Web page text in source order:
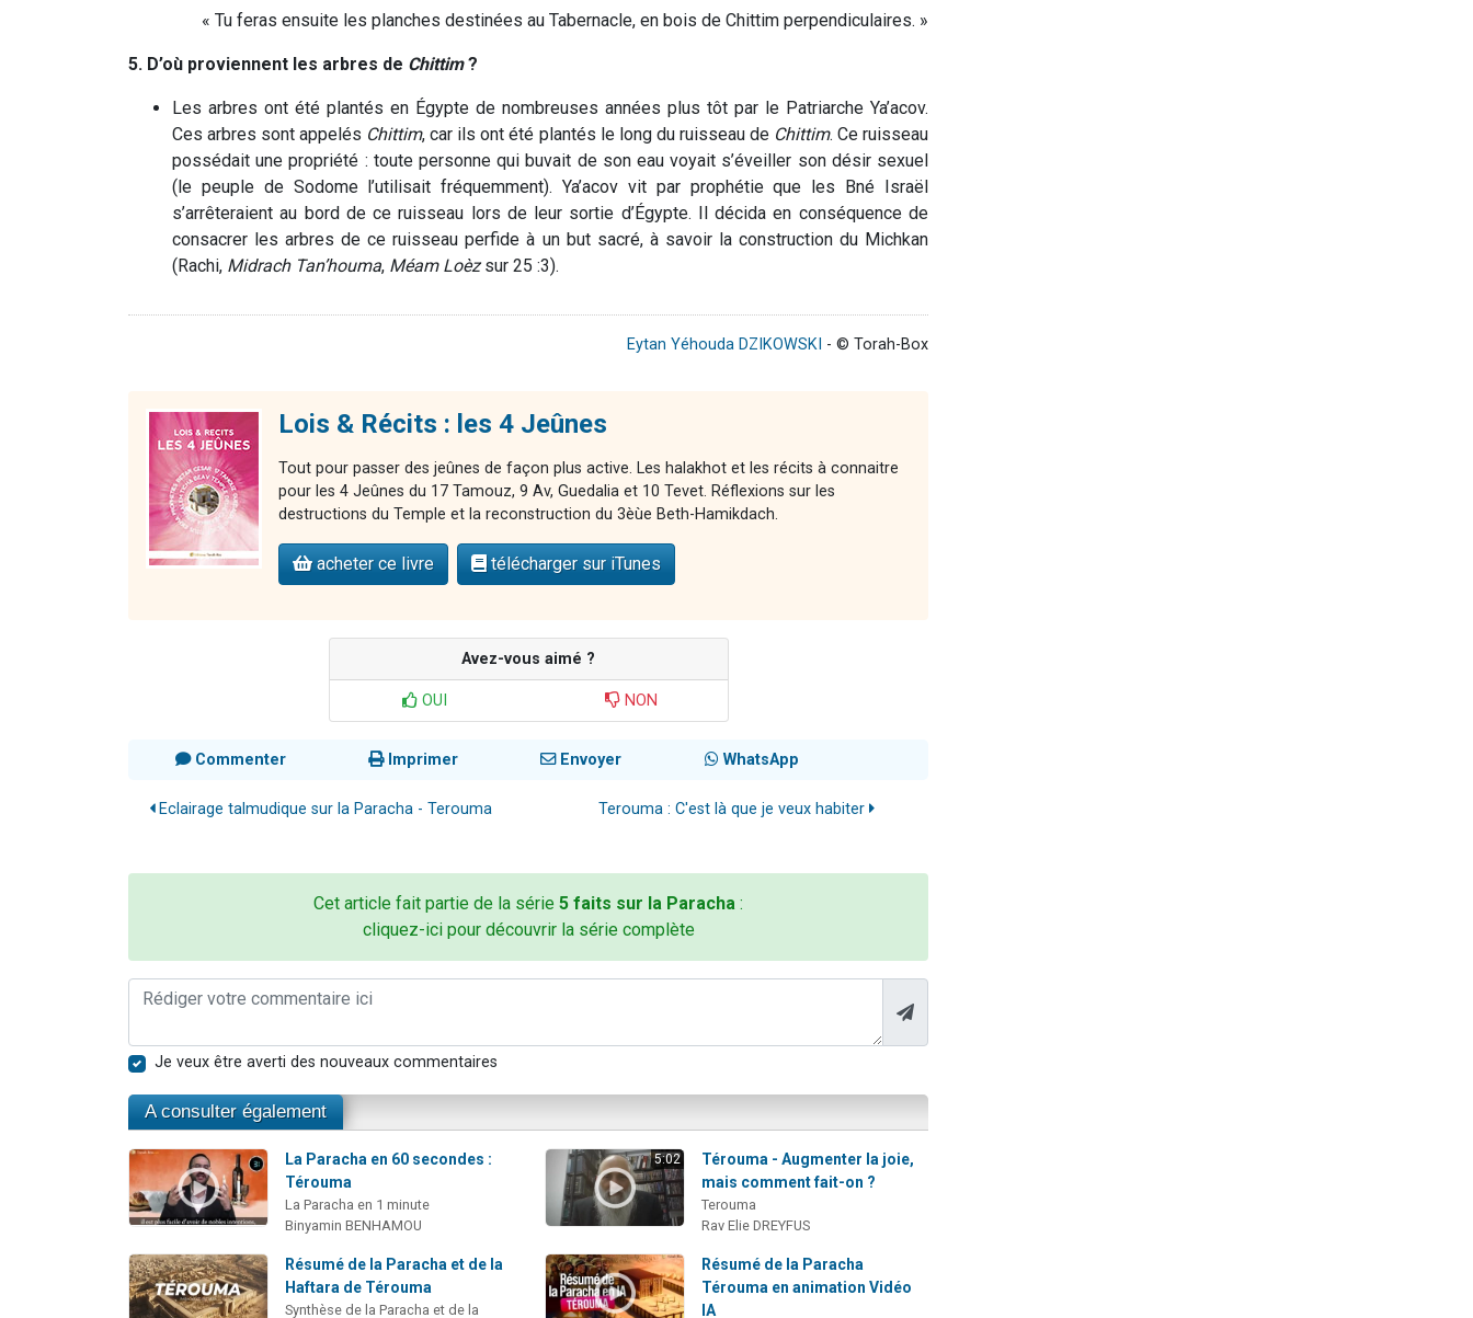
« Tu feras ensuite les planches destinées au Tabernacle, en bois de Chittim perpendiculaires. »
5. D’où proviennent les arbres de Chittim?
Les arbres ont été plantés en Égypte de nombreuses années plus tôt par le Patriarche Ya’acov.
Ces arbres sont appelés Chittim, car ils ont été plantés le long du ruisseau de Chittim. Ce ruisseau
possédait une propriété : toute personne qui buvait de son eau voyait s’éveiller son désir sexuel
(le peuple de Sodome l’utilisait fréquemment). Ya’acov vit par prophétie que les Bné Israël
s’arrêteraient au bord de ce ruisseau lors de leur sortie d’Égypte. Il décida en conséquence de
consacrer les arbres de ce ruisseau perfide à un but sacré, à savoir la construction du Michkan
(Rachi, Midrach Tan’houma, Méam Loèzsur 25 :3).
Eytan Yéhouda DZIKOWSKI - © Torah-Box
Lois & Récits : les 4 Jeûnes
Tout pour passer des jeûnes de façon plus active. Les halakhot et les récits à connaitre
pour les 4 Jeûnes du 17 Tamouz, 9 Av, Guedalia et 10 Tevet. Réflexions sur les
destructions du Temple et la reconstruction du 3èùe Beth-Hamikdach.
acheter ce livre télécharger sur iTunes
Avez-vous aimé ?
OUI NON
Commenter Imprimer Envoyer WhatsApp
Eclairage talmudique sur la Paracha - Terouma Terouma : C'est là que je veux habiter
Cet article fait partie de la série 5 faits sur la Paracha :
cliquez-ici pour découvrir la série complète
Je veux être averti des nouveaux commentaires
A consulter également
La Paracha en 60 secondes :
Térouma
La Paracha en 1 minute
Binyamin BENHAMOU
5:02
Térouma - Augmenter la joie,
mais comment fait-on ?
Terouma
Rav Elie DREYFUS
Résumé de la Paracha et de la
Haftara de Térouma
Synthèse de la Paracha et de la
Résumé de la Paracha
Térouma en animation Vidéo
IA